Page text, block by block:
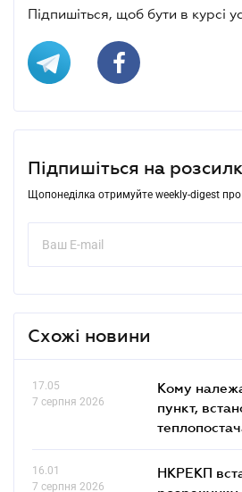
Підпишіться, щоб бути в курсі
Підпишіться на
Щопонеділка отримуйте weekly-digest про
Схожі новини
17.05
7 серпня 2026
Кому
пункт,
16.01
7 серпня 2026
НКРЕКП